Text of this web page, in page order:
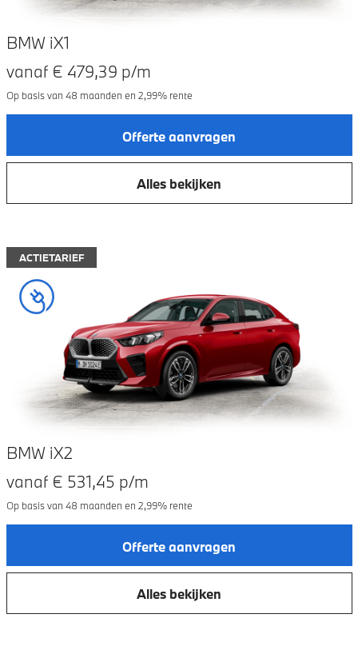
BMW iX1
vanaf € 479,39 p/m
Op basis van 48maanden en 2,99% rente
Offerte aanvragen
Alles bekijken
ACTIETARIEF
BMW iX2
vanaf € 531,45 p/m
Op basis van 48maanden en 2,99% rente
Offerte aanvragen
Alles bekijken